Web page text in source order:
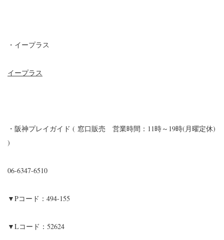
・イープラス
イープラス
・阪神プレイガイド ( 窓口販売 営業時間：11時～19時(月曜定休)
)
06-6347-6510
▼Pコード：494-155
▼Lコード：52624